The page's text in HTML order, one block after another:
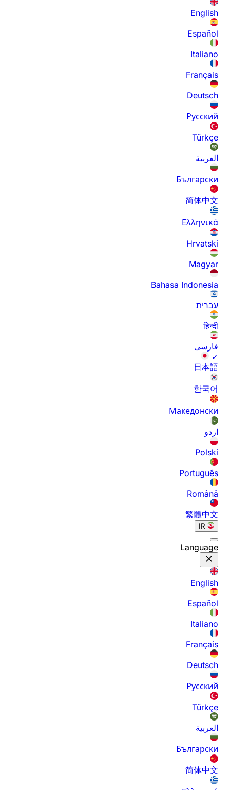
English
Español
Italiano
Français
Deutsch
Русский
Türkçe
العربية
Български
简体中文
Ελληνικά
Hrvatski
Magyar
Bahasa Indonesia
עברית
हिन्दी
فارسی
✓
日本語
한국어
Македонски
اردو
Polski
Português
Română
繁體中文
IR
Language
English
Español
Italiano
Français
Deutsch
Русский
Türkçe
العربية
Български
简体中文